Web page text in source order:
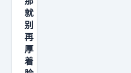
“
北
京
愿
意
8
次
助
攻
，
小
事
，
其
实
借
使
用
。
王
就
别
再
厚
着